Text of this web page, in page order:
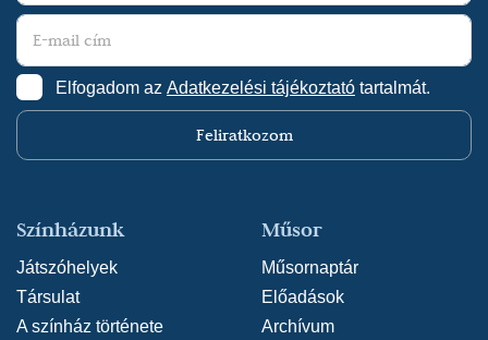
Elfogadom az Adatkezelési tájékoztató tartalmát.
Feliratkozom
Színházunk
Játszóhelyek
Társulat
A színház története
Műsor
Műsornaptár
Előadások
Archívum